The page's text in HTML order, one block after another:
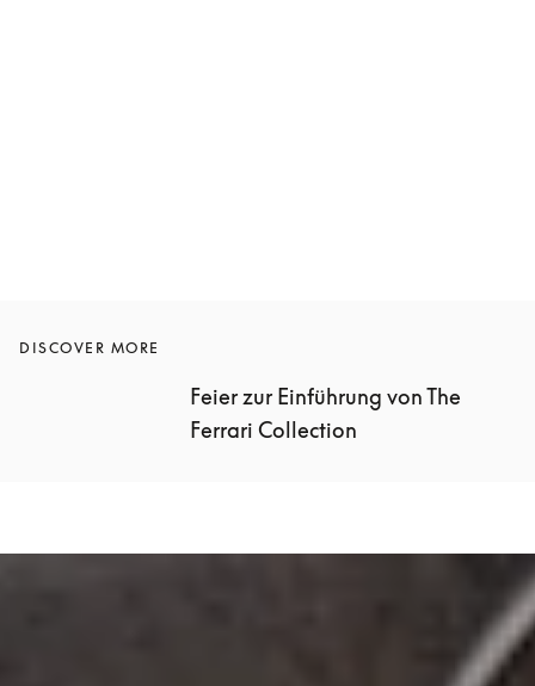
DISCOVER MORE
Feier zur Einführung von The
Ferrari Collection